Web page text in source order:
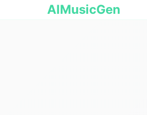
AIMusicGen